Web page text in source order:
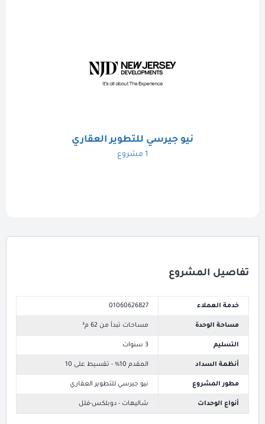
نيو جيرسي للتطوير العقاري
1 مشروع
تفاصيل المشروع
خدمة العملاء 01060626827
مساحة الوحدة مساحات تبدأ من 62 م²
التسليم 3 سنوات
أنظمة السداد المقدم 10% - تقسيط على 10
مطور المشروع نيو جيرسي للتطوير العقاري
أنواع الوحدات شاليهات - دوبلكس-فلل